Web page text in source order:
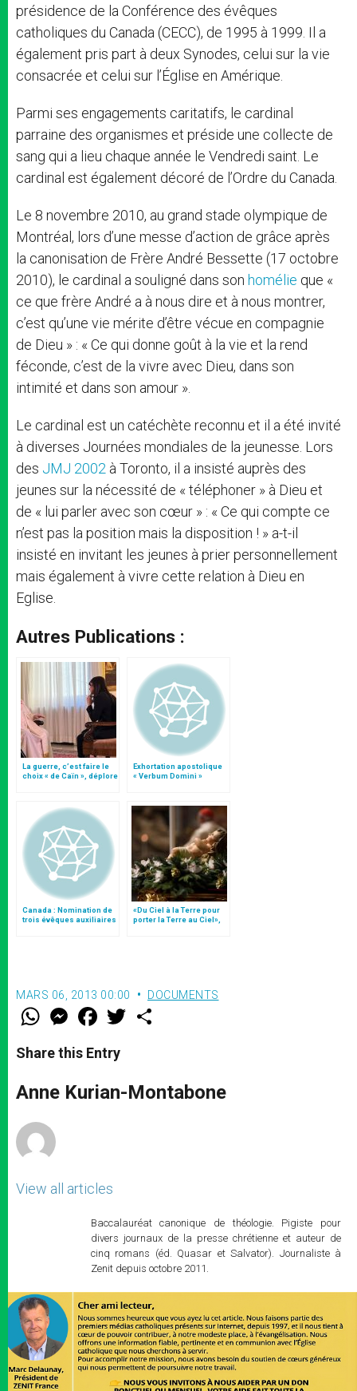
présidence de la Conférence des évêques
catholiques du Canada (CECC), de 1995 à 1999. Il a
également pris part à deux Synodes, celui sur la vie
consacrée et celui sur l’Église en Amérique.
Parmi ses engagements caritatifs, le cardinal
parraine des organismes et préside une collecte de
sang qui a lieu chaque année le Vendredi saint. Le
cardinal est également décoré de l’Ordre du Canada.
Le 8 novembre 2010, au grand stade olympique de
Montréal, lors d’une messe d’action de grâce après
la canonisation de Frère André Bessette (17 octobre
2010), le cardinal a souligné dans son homélie que «
ce que frère André a à nous dire et à nous montrer,
c’est qu’une vie mérite d’être vécue en compagnie
de Dieu » : « Ce qui donne goût à la vie et la rend
féconde, c’est de la vivre avec Dieu, dans son
intimité et dans son amour ».
Le cardinal est un catéchète reconnu et il a été invité
à diverses Journées mondiales de la jeunesse. Lors
des JMJ 2002 à Toronto, il a insisté auprès des
jeunes sur la nécessité de « téléphoner » à Dieu et
de « lui parler avec son cœur » : « Ce qui compte ce
n’est pas la position mais la disposition ! » a-t-il
insisté en invitant les jeunes à prier personnellement
mais également à vivre cette relation à Dieu en
Eglise.
Autres Publications :
La guerre, c’est faire le
choix « de Caïn », déplore
Exhortation apostolique
« Verbum Domini »
Canada : Nomination de
trois évêques auxiliaires
«Du Ciel à la Terre pour
porter la Terre au Ciel»,
MARS 06, 2013 00:00 DOCUMENTS
W
t
s
p
p
M
e
s
e
g
e
F
a
e
b
o
k
w
r
Share this Entry
Anne Kurian-Montabone
View all articles
Baccalauréat canonique de théologie. Pigiste pour
divers journaux de la presse chrétienne et auteur de
cinq romans (éd. Quasar et Salvator). Journaliste à
Zenit depuis octobre 2011.